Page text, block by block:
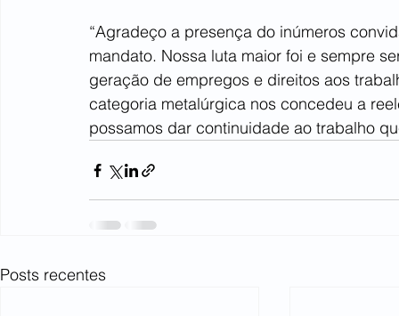
“Agradeço a presença do inúmeros
mandato. Nossa luta maior foi e sempre
geração de empregos e direitos aos
categoria metalúrgica nos concedeu a
possamos dar continuidade ao trabalho
Posts recentes